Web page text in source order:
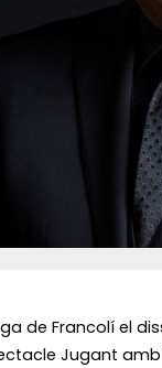
de Francolí el
Jugant